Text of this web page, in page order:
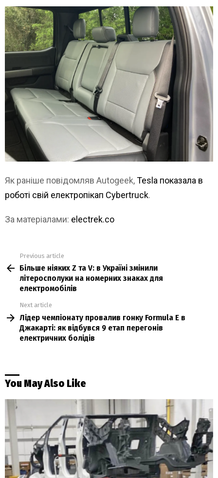
Як раніше повідомляв Autogeek,Tesla показала в
роботі свій електропікап Cybertruck.
За матеріалами: electrek.co
more
Previous article
Більше ніяких Z та V: в Україні змінили
літеросполуки на номерних знаках для
електромобілів
Next article
Лідер чемпіонату провалив гонку Formula E в
Джакарті: як відбувся 9 етап перегонів
електричних болідів
You May Also Like